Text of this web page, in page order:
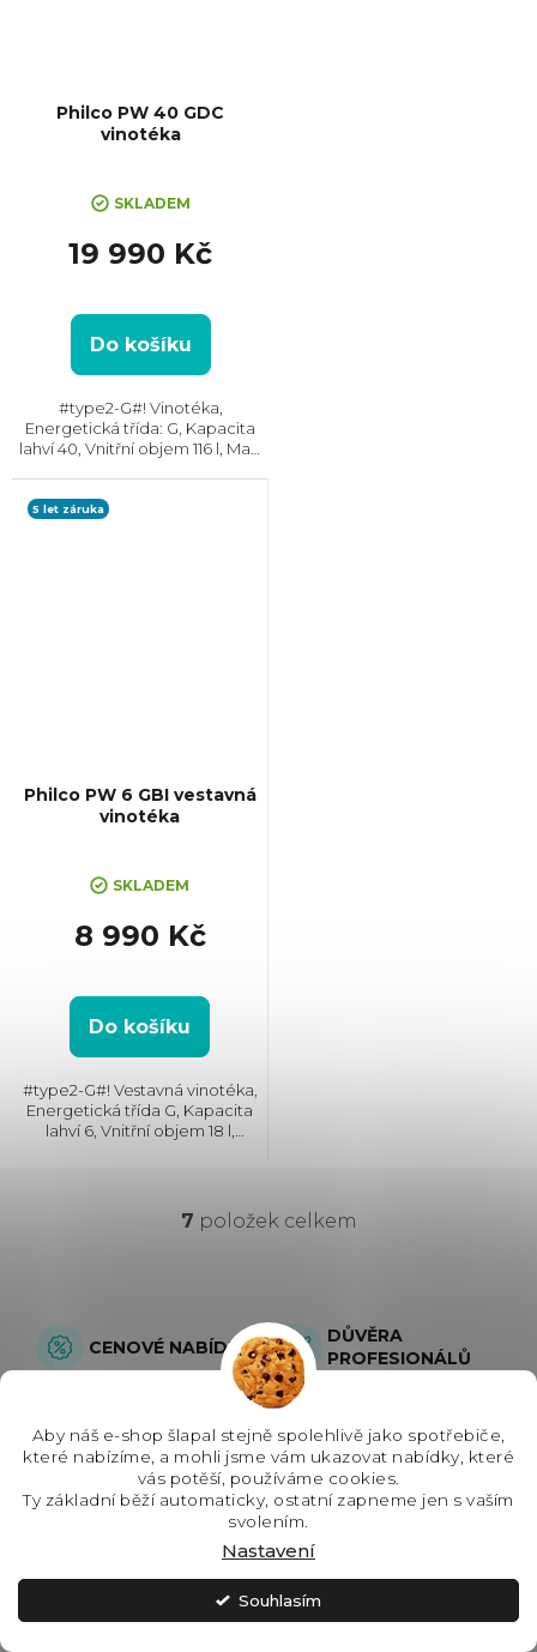
Aby náš e-shop šlapal stejně spolehlivě jako spotřebiče,
které nabízíme, a mohli jsme vám ukazovat nabídky, které
vás potěší, používáme cookies.
Ty základní běží automaticky, ostatní zapneme jen s vaším
svolením.
Nastavení
Souhlasím
Philco PW 40 GDC
vinotéka
SKLADEM
19 990 Kč
Do košíku
#type2-G#! Vinotéka,
Energetická třída: G, Kapacita
lahví 40, Vnitřní objem 116 l, Max.
5 let záruka
Philco PW 6 GBI vestavná
vinotéka
SKLADEM
8 990 Kč
Do košíku
#type2-G#! Vestavná vinotéka,
Energetická třída G, Kapacita
lahví 6, Vnitřní objem 18 l,
O
l
á
d
a
c
í
p
7 položek celkem
CENOVÉ NABÍDKY
možnost uskladnění a doručení
na termín.
DŮVĚRA
PROFESIONÁLŮ
Přes 350 truhlářů a kuchyňských
studií nám svěřuje své realizace.
GARANTOVANÝ
PŮVOD
Zboží výhradně pro českou
NEJŠIRŠÍ
SORTIMENT
Velký výběr kuchyňských a
domácích spotřebičů na jednom
místě.
Z